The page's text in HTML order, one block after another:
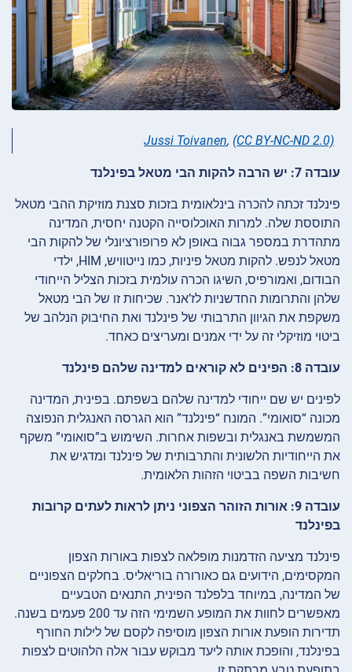
Jussi Toivanen, (CC BY-NC-ND 2.0)
עובדה 7: יש הרבה להקות הבי מטאל בפינלנד
פינלנד זכתה להכרה בינלאומית בזכות סצנת מוזיקת ההבי מטאל
התוססת שלה. למרות האוכלוסייה הקטנה יחסית, המדינה
מתהדרת במספר גבוה באופן לא פרופורציונלי של להקות הבי
מטאל לנפש. להקות מטאל פיניות, כמו נייטוויש, HIM, ילדי
הבודום, ואמורפיס, השיגו הכרה עולמית בזכות הצליל הייחודי
שלהן והתרומות החדשניות לז’אנר. שכיחות זו של הבי מטאל
משקפת את הגיוון התרבותי של פינלנד ואת החיבוק הנלהב של
ביטוי מוזיקלי זה על ידי אמנים ומעריצים כאחד.
עובדה 8: הפינים לא קוראים למדינה שלהם פינלנד
לפינים יש שם ייחודי למדינה שלהם בשפתם. בפינית, המדינה
מכונה “סואומי”. המונח “פינלנד” הוא הגרסה האנגלית הנפוצה
המשמשת באנגלית ובשפות אחרות. השימוש ב”סואומי” משקף
את הייחודיות הלשונית והתרבותית של פינלנד ומדגיש את
חשיבות השפה בביטוי הזהות הלאומית.
עובדה 9: אורות הזוהר הצפוני ניתן לראות לעתים קרובות
בפינלנד
פינלנד מציעה הזדמנות מופלאה לצפות באורות הצפון
המקסימים, הידועים גם כאורורה בוריאליס. בחלקים הצפוניים
של המדינה, במיוחד בלפלנד הפינית, התנאים הטבעיים
מאפשרים לחוות את המופע השמימי הזה עד 200 פעמים בשנה.
תדירות הופעת אורות הצפון מוסיפה לקסם של לילות החורף
בפינלנד, והופכת אותה ליעד מבוקש עבור אלה הלהוטים לצפות